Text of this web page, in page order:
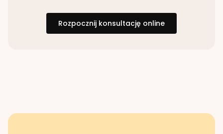
Rozpocznij konsultację online